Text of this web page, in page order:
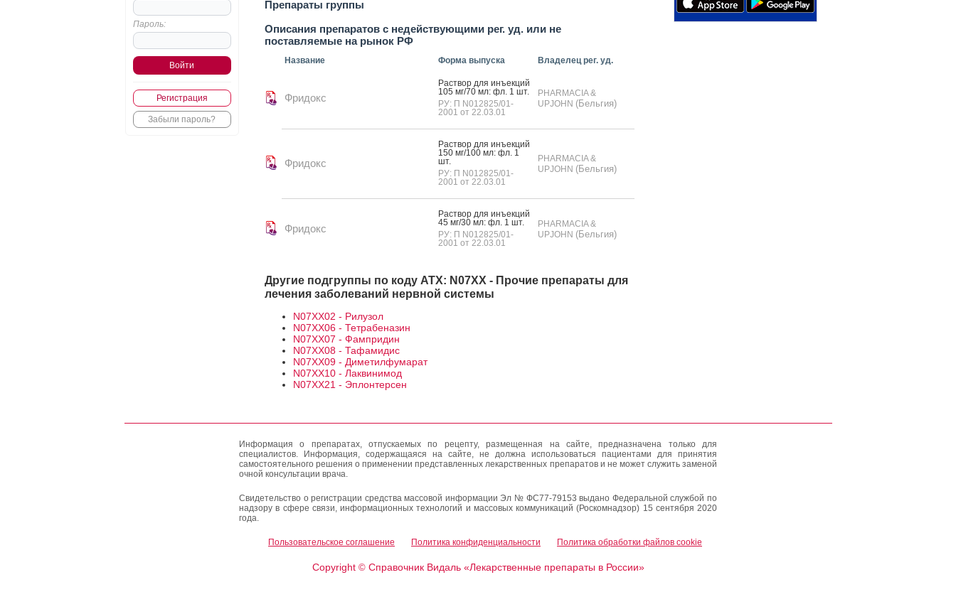
Пароль:
Регистрация
Забыли пароль?
Препараты группы
Описания препаратов с недействующими рег. уд. или не
поставляемые на рынок РФ
Название Форма выпуска Владелец рег. уд.
Фридокс
Рас­твор для инъ­ек­ций
105 мг/70 мл: фл. 1 шт.
РУ: П N012825/01-
2001 от 22.03.01
PHARMACIA &
UPJOHN (Бельгия)
Фридокс
Рас­твор для инъ­ек­ций
150 мг/100 мл: фл. 1
шт.
РУ: П N012825/01-
2001 от 22.03.01
PHARMACIA &
UPJOHN (Бельгия)
Фридокс
Рас­твор для инъ­ек­ций
45 мг/30 мл: фл. 1 шт.
РУ: П N012825/01-
2001 от 22.03.01
PHARMACIA &
UPJOHN (Бельгия)
Другие подгруппы по коду АТХ: N07XX - Прочие препараты для
лечения заболеваний нервной системы
N07XX02 - Рилузол
N07XX06 - Тетрабеназин
N07XX07 - Фампридин
N07XX08 - Тафамидис
N07XX09 - Диметилфумарат
N07XX10 - Лаквинимод
N07XX21 - Эплонтерсен
Информация о препаратах, отпускаемых по рецепту, размещенная на сайте, предназначена только для
специалистов. Информация, содержащаяся на сайте, не должна использоваться пациентами для принятия
самостоятельного решения о применении представленных лекарственных препаратов и не может служить заменой
очной консультации врача.
Свидетельство о регистрации средства массовой информации Эл № ФС77-79153 выдано Федеральной службой по
надзору в сфере связи, информационных технологий и массовых коммуникаций (Роскомнадзор) 15 сентября 2020
года.
Пользовательское соглашение Политика конфиденциальности Политика обработки файлов cookie
Copyright ©Справочник Видаль «Лекарственные препараты в России»